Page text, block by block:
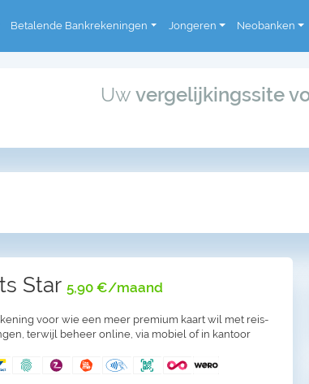
Betalende Bankrekeningen Jongeren Neobanken
Uw vergelijkingssite
Star 5,90 €/maand
voor wie een meer premium kaart wil met reis-
terwijl beheer online, via mobiel of in kantoor